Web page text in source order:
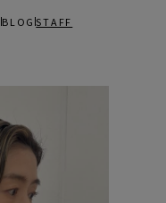
BLOG STAFF